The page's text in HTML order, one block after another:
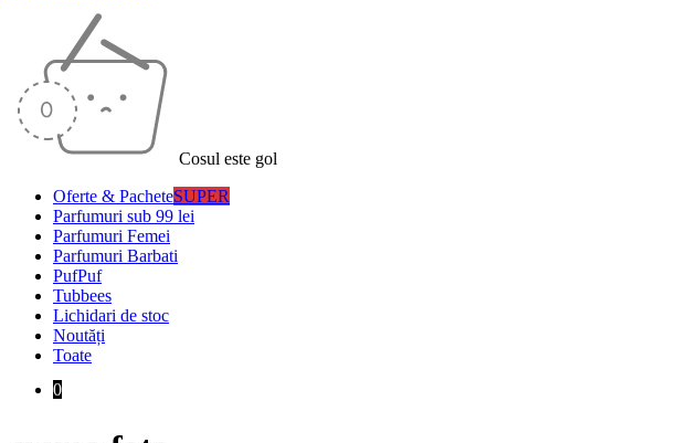
Cosul este gol
Oferte & PacheteSUPER
Parfumuri sub 99 lei
Parfumuri Femei
Parfumuri Barbati
PufPuf
Tubbees
Lichidari de stoc
Noutăți
Toate
0